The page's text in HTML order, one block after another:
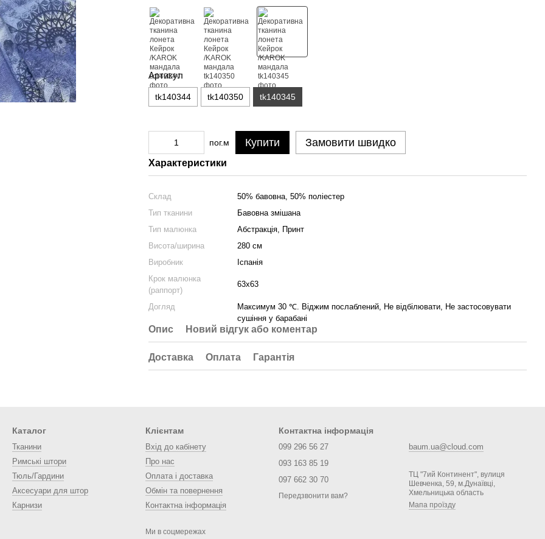
Артикул
tk140344 tk140350 tk140345
пог.м Купити Замовити швидко
Характеристики
Склад
50% бавовна, 50% поліестер
Тип тканини
Бавовна змішана
Тип малюнка
Абстракція, Принт
Висота/ширина
280 см
Виробник
Іспанія
Крок малюнка
(раппорт)
63х63
Догляд
Максимум 30 ℃. Віджим послаблений, Не відбілювати, Не застосовувати
сушіння у барабані
Опис Новий відгук або коментар
Доставка Оплата Гарантія
Каталог
Тканини
Римські штори
Тюль/Гардини
Аксесуари для штор
Карнизи
Клієнтам
Вхід до кабінету
Про нас
Оплата і доставка
Обмін та повернення
Контактна інформація
Ми в соцмережах
Контактна інформація
099 296 56 27
093 163 85 19
097 662 30 70
Передзвонити вам?
baum.ua@cloud.com
ТЦ "7ий Континент", вулиця
Шевченка, 59, м.Дунаївці,
Хмельницька область
Мапа проїзду